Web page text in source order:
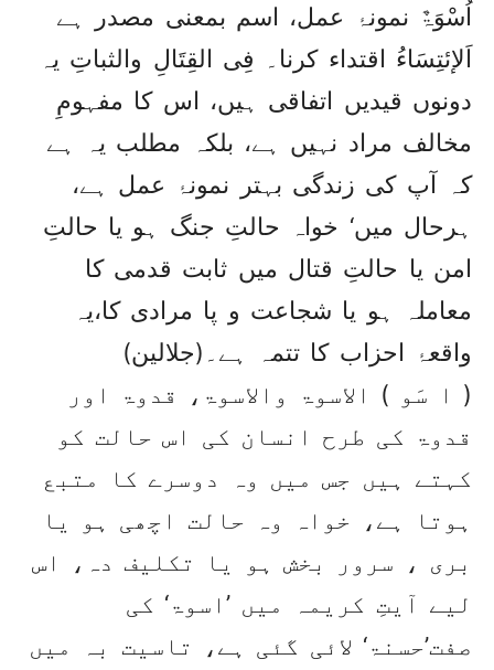
اُسْوَۃٌ نمونۂ عمل، اسم بمعنی مصدر ہے
اَلإئتِسَاءُ اقتداء کرنا۔ فِی القِتَالِ والثباتِ یہ
دونوں قیدیں اتفاقی ہیں، اس کا مفہومِ
مخالف مراد نہیں ہے، بلکہ مطلب یہ ہے
کہ آپ کی زندگی بہتر نمونۂ عمل ہے،
ہرحال میں‘ خواہ حالتِ جنگ ہو یا حالتِ
امن یا حالتِ قتال میں ثابت قدمی کا
معاملہ ہو یا شجاعت و پا مرادی کا،یہ
واقعۂ احزاب کا تتمہ ہے۔(جلالین)
( ا سَو ) الاسوۃ والاسوۃ، قدوۃ اور
قدوۃ کی طرح انسان کی اس حالت کو
کہتے ہیں جس میں وہ دوسرے کا متبع
ہوتا ہے، خواہ وہ حالت اچھی ہو یا
بری ، سرور بخش ہو یا تکلیف دہ، اس
لیے آیتِ کریمہ میں ’اسوۃ‘ کی
صفت’حسنۃ‘ لائی گئی ہے، تاسیت بہ میں